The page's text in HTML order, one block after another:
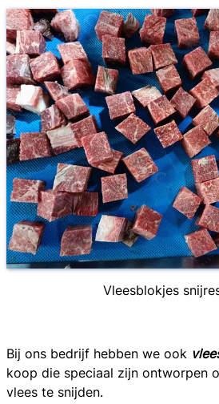
Vleesblokjes
Bij ons bedrijf hebben we ook
koop die speciaal zijn ontworpen
vlees te snijden.